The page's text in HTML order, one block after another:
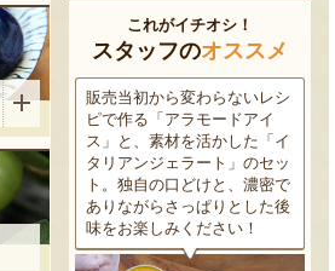
これがイチオシ！
スタッフのオススメ
レシ
イ
「イ
セッ
密で
た後
この道50年の大ベテラン農家
が育てた美味しい新潟枝豆・
茶豆！手塩にかけて育てた枝
豆の甘味と深い香り、コクの
ある旨味を是非一度お試し下
さい。お中元にもオススメ！